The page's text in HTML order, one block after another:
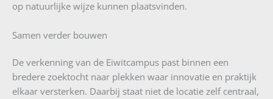
op natuurlijke wijze kunnen plaatsvinden.
Samen verder bouwen
De verkenning van de Eiwitcampus past binnen een
bredere zoektocht naar plekken waar innovatie en praktijk
elkaar versterken. Daarbij staat niet de locatie zelf centraal,